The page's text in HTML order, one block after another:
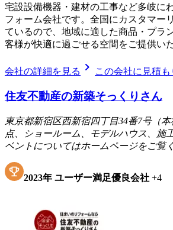
宅設設備機器・建材の工事など多岐に
フォーム会社です。全国にカスタマー
ているので、地域に適した商品・プラ
客様が快適に過ごせる空間をご提供い
会社の詳細を見る chevron_right この会社に見積
住友不動産の新築そっくりさん
東京都新宿区西新宿四丁目34番7号（
点、ショールーム、モデルハウス、施
ベントについてはホームページをご覧
2023年 ユーザー満足優良会社 +4